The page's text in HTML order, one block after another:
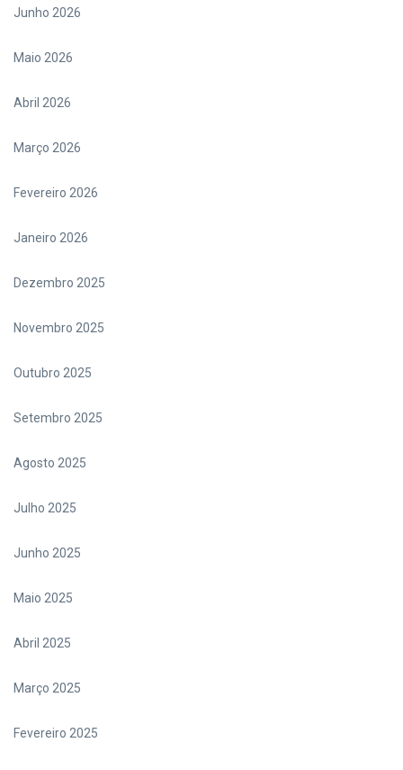
Junho 2026
Maio 2026
Abril 2026
Março 2026
Fevereiro 2026
Janeiro 2026
Dezembro 2025
Novembro 2025
Outubro 2025
Setembro 2025
Agosto 2025
Julho 2025
Junho 2025
Maio 2025
Abril 2025
Março 2025
Fevereiro 2025